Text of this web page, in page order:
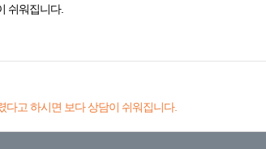
쉬워집니다.
다고 하시면 보다 상담이 쉬워집니다.